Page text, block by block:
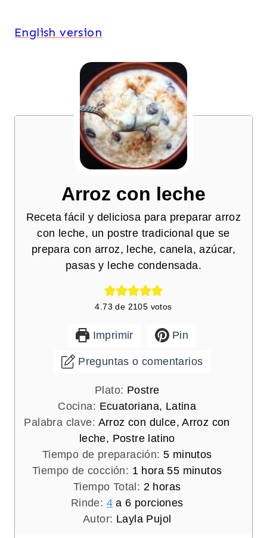
English version
Arroz con leche
Receta fácil y deliciosa para preparar arroz
con leche, un postre tradicional que se
prepara con arroz, leche, canela, azúcar,
pasas y leche condensada.
4.73 de 2105 votos
Imprimir Pin
Preguntas o comentarios
Plato: Postre
Cocina: Ecuatoriana, Latina
Palabra clave: Arroz con dulce, Arroz con
leche, Postre latino
Tiempo de preparación: 5m
i
n
u
t
minutos
Tiempo de cocción: 1h
o
r
a
hora 55m
i
n
minutos
Tiempo Total: 2 h
o
r
horas
Rinde: 4 a 6 porciones
Autor: Layla Pujol